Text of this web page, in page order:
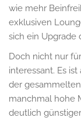
wie mehr
exklusiven
sich ein Upgrade
Doch nicht nur
interessant. Es
der
manchmal hohe
deutlich